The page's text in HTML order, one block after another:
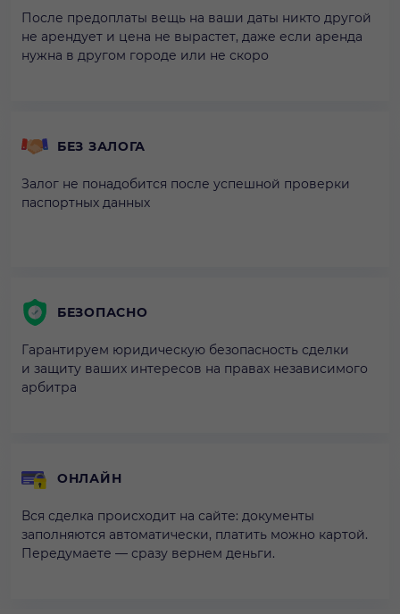
После предоплаты вещь на ваши даты никто другой
не арендует и цена не вырастет, даже если аренда
нужна в другом городе или не скоро
БЕЗ ЗАЛОГА
Залог не понадобится после успешной проверки
паспортных данных
БЕЗОПАСНО
Гарантируем юридическую безопасность сделки
и защиту ваших интересов на правах независимого
арбитра
ОНЛАЙН
Вся сделка происходит на сайте: документы
заполняются автоматически, платить можно картой.
Передумаете — сразу вернем деньги.